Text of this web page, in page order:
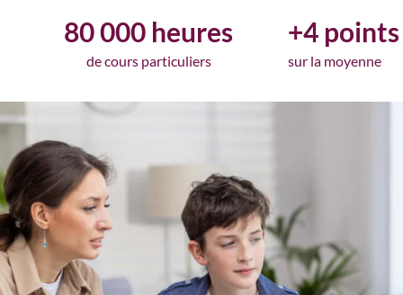
80 000 heures
de cours particuliers
+4 points
sur la moyenne